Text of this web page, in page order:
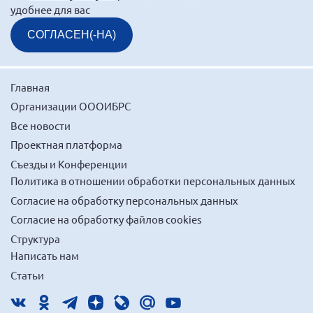
Нормативно-правовые документы
Методическая литература для НКО
Публичные отчеты
Исследования, аналитика, мнения
Всероссийская онлайн конференция
"Рассеянный склероз. XX лет работы
ОООИБРС" (25-29.08.2020)
"Рассеянный склероз: новые реалии" (26-
29.05.2022)
Общероссийская РС
Алтайский край
Архангельская область
удобнее для вас
СОГЛАСЕН(-НА)
Главная
Организации ОООИБРС
Все новости
Проектная платформа
Съезды и Конференции
Политика в отношении обработки персональных данных
Согласие на обработку персональных данных
Согласие на обработку файлов cookies
Структура
Написать нам
Статьи